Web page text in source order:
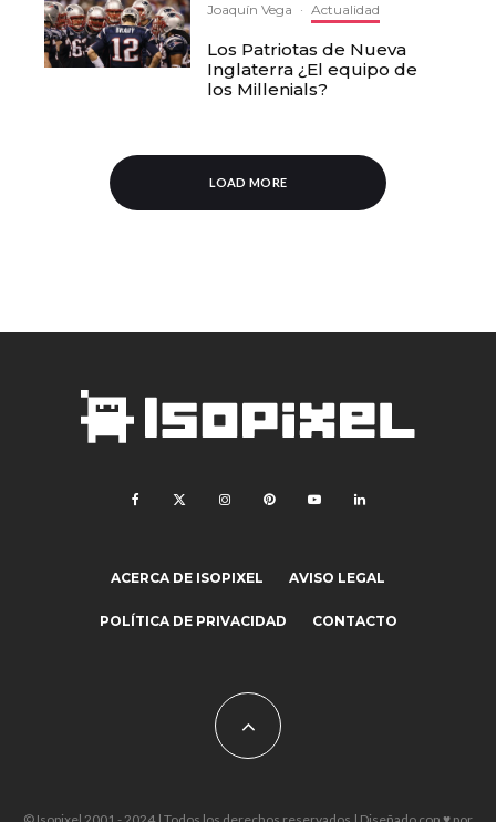
Joaquín Vega · Actualidad
Los Patriotas de Nueva
Inglaterra ¿El equipo de
los Millenials?
LOAD MORE
ACERCA DE ISOPIXEL AVISO LEGAL
POLÍTICA DE PRIVACIDAD CONTACTO